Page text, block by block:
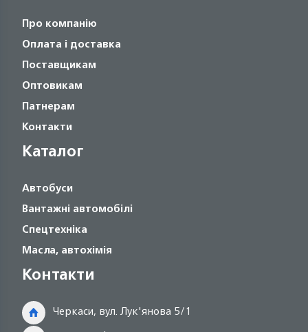
Про компанію
Оплата і доставка
Поставщикам
Оптовикам
Патнерам
Контакти
Каталог
Автобуси
Вантажні автомобілі
Спецтехніка
Масла, автохімія
Контакти
Черкаси, вул. Лук'янова 5/1